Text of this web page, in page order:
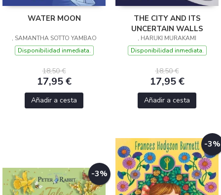
WATER MOON
, SAMANTHA SOTTO YAMBAO
Disponibilidad inmediata.
18,50 €
17,95 €
Añadir a cesta
THE CITY AND ITS
UNCERTAIN WALLS
, HARUKI MURAKAMI
Disponibilidad inmediata.
18,50 €
17,95 €
Añadir a cesta
-3%
-3%